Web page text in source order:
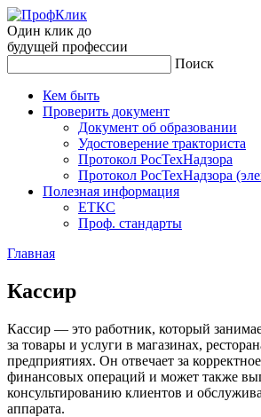
Один клик до
будущей профессии
Поиск
Кем быть
Проверить документ
Документ об образовании
Удостоверение тракториста
Протокол РосТехНадзора
Протокол РосТехНадзора
Полезная информация
ЕТКС
Проф. стандарты
Главная
Кас­сир
Кассир — это работник, который
за товары и услуги в магазинах,
предприятиях. Он отвечает за
финансовых операций и может также
консультированию клиентов и
аппарата.